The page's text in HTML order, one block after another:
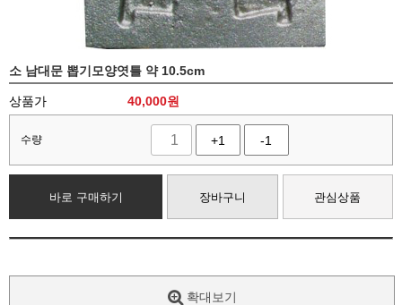
소 남대문 뽑기모양엿틀 약 10.5cm
상품가 40,000원
수량 +1 -1
바로 구매하기 장바구니 관심상품
확대보기